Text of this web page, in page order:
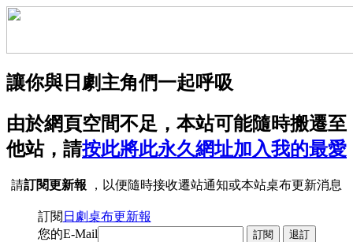
讓你與日劇主角們一起呼吸
由於網頁空間不足，本站可能隨時搬遷至
他站，請按此將此永久網址加入我的最愛
請訂閱更新報 ，以便隨時接收遷站通知或本站桌布更新消息
訂閱 日劇桌布更新報
您的E-Mail